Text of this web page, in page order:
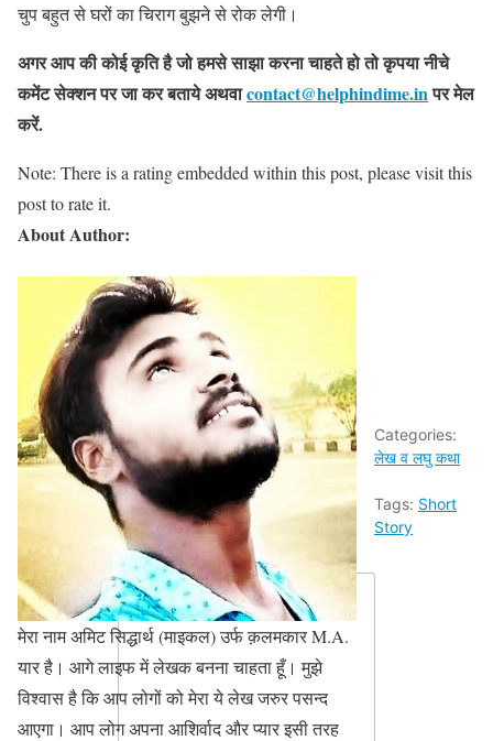
चुप बहुत से घरों का चिराग बुझने से रोक लेगी।
अगर आप की कोई कृति है जो हमसे साझा करना चाहते हो तो कृपया नीचे
कमेंट सेक्शन पर जा कर बतायेअथवाcontact@helphindime.inपर मेल
करें.
Note: There is a rating embedded within this post, please visit this
post to rate it.
About Author:
मेरा नाम अमिट सिद्धार्थ (माइकल) उर्फ क़लमकार M.A.
यार है। आगे लाइफ में लेखक बनना चाहता हूँ। मुझे
विश्वास है कि आप लोगों को मेरा ये लेख जरुर पसन्द
आएगा। आप लोग अपना आशिर्वाद और प्यार इसी तरह
Categories:
लेख व लघु कथा
Tags: Short
Story